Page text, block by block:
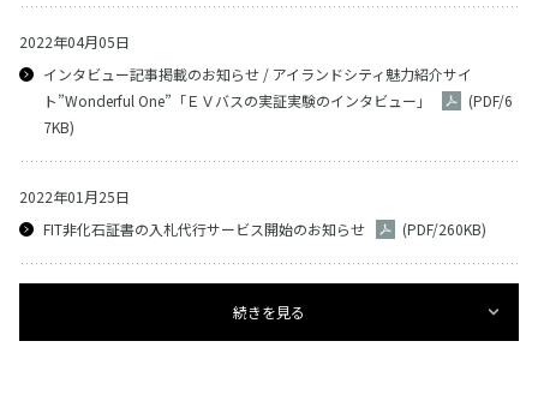
2022年04月05日
インタビュー記事掲載のお知らせ / アイランドシティ魅力紹介サイ
ト”Wonderful One”「ＥＶバスの実証実験のインタビュー」
(PDF/6
7KB)
2022年01月25日
FIT非化石証書の入札代行サービス開始のお知らせ
(PDF/260KB)
続きを見る